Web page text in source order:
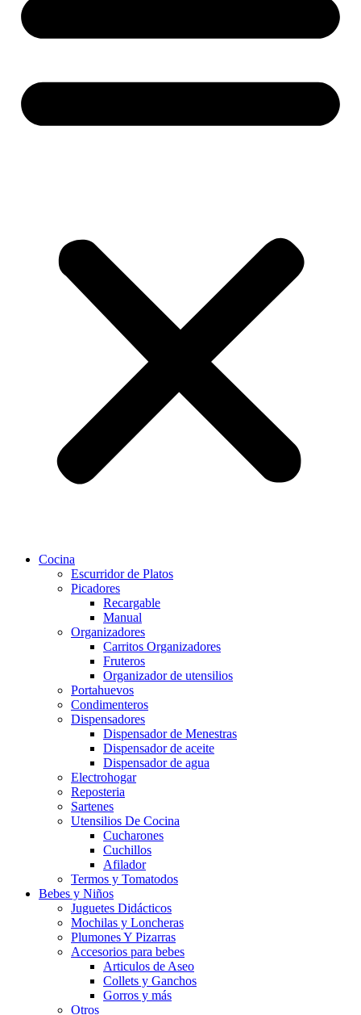
Cocina
Escurridor de Platos
Picadores
Recargable
Manual
Organizadores
Carritos Organizadores
Fruteros
Organizador de utensilios
Portahuevos
Condimenteros
Dispensadores
Dispensador de Menestras
Dispensador de aceite
Dispensador de agua
Electrohogar
Reposteria
Sartenes
Utensilios De Cocina
Cucharones
Cuchillos
Afilador
Termos y Tomatodos
Bebes y Niños
Juguetes Didácticos
Mochilas y Loncheras
Plumones Y Pizarras
Accesorios para bebes
Articulos de Aseo
Collets y Ganchos
Gorros y más
Otros